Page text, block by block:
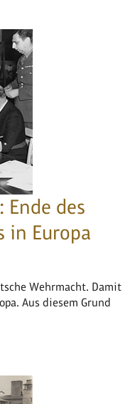
Ende des
in Europa
Wehrmacht. Damit
Aus diesem Grund